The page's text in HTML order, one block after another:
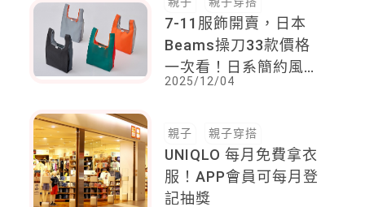
7-11服飾開賣，日本
Beams操刀33款價格
一次看！日系簡約風格
爸媽不妨趁這波收幾件
2025/12/04
親子 親子穿搭
UNIQLO 每月免費拿衣
服！APP會員可每月登
記抽獎